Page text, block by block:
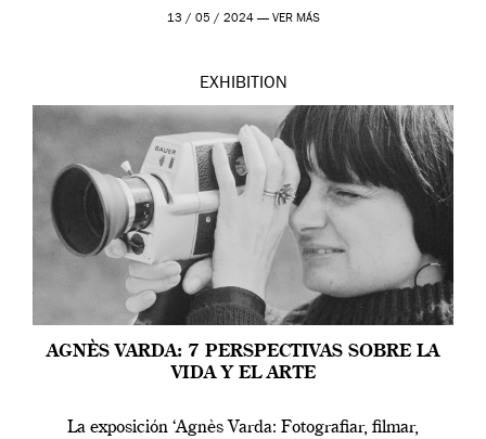
[…]
13 / 05 / 2024 — VER MÁS
EXHIBITION
AGNÈS VARDA: 7 PERSPECTIVAS SOBRE LA
VIDA Y EL ARTE
La exposición ‘Agnès Varda: Fotografiar, filmar,